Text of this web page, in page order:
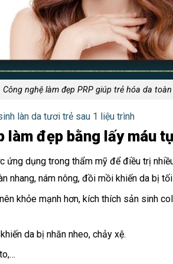
Công nghệ làm đẹp PRP giúp trẻ hóa da toàn
làn da tươi trẻ sau 1 liệu trình
làm đẹp bằng lấy máu
dụng trong thẩm mỹ để điều trị
nhang, nám nông, đồi mồi khiến da bị
khỏe mạnh hơn, kích thích sản sinh
da bị nhăn nheo, chảy xệ.